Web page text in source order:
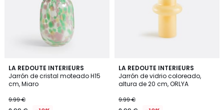
LA REDOUTE INTERIEURS
Jarrón de cristal moteado H15
cm, Miaro
9.99 €
4,3
/ 5
LA REDOUTE INTERIEURS
Jarrón de vidrio coloreado,
altura de 20 cm, ORLYA
9.99 €